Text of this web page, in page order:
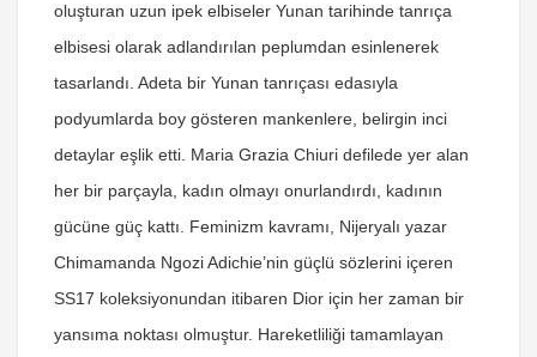
oluşturan uzun ipek elbiseler Yunan tarihinde tanrıça
elbisesi olarak adlandırılan peplumdan esinlenerek
tasarlandı. Adeta bir Yunan tanrıçası edasıyla
podyumlarda boy gösteren mankenlere, belirgin inci
detaylar eşlik etti. Maria Grazia Chiuri defilede yer alan
her bir parçayla, kadın olmayı onurlandırdı, kadının
gücüne güç kattı. Feminizm kavramı, Nijeryalı yazar
Chimamanda Ngozi Adichie’nin güçlü sözlerini içeren
SS17 koleksiyonundan itibaren Dior için her zaman bir
yansıma noktası olmuştur. Hareketliliği tamamlayan